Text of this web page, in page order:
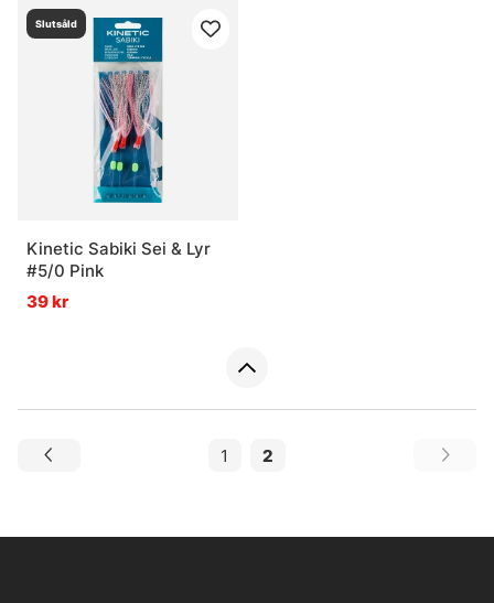
Slutsåld
Kinetic Sabiki Sei & Lyr
#5/0 Pink
39 kr
1 2